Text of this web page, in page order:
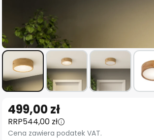
na
początek
galerii
499,00 zł
RRP544,00 zł
Cena zawiera podatek VAT.